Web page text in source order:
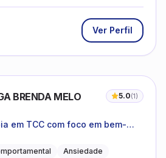
Ver Perfil
BRENDA MELO 5.0(1)
em TCC com foco em bem-
Ansiedade